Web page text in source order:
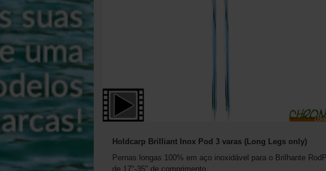
Holdcarp Brilliant Inox Pod 3 varas (Long Legs only)
Pernas longas 100% em aço inoxidável para o Brilhante
de 17"-35" de comprimento.